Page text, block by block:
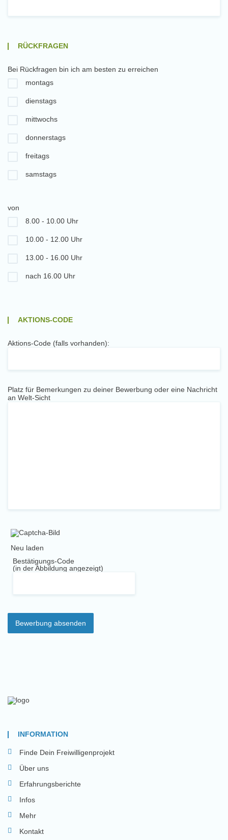
RÜCKFRAGEN
Bei Rückfragen bin ich am besten zu erreichen
montags
dienstags
mittwochs
donnerstags
freitags
samstags
von
8.00 - 10.00 Uhr
10.00 - 12.00 Uhr
13.00 - 16.00 Uhr
nach 16.00 Uhr
AKTIONS-CODE
Aktions-Code (falls vorhanden):
Platz für Bemerkungen zu deiner Bewerbung oder eine Nachricht
an Welt-Sicht
Neu laden
Bestätigungs-Code
(in der Abbildung angezeigt)
Bewerbung absenden
INFORMATION
Finde Dein Freiwilligenprojekt
Über uns
Erfahrungsberichte
Infos
Mehr
Kontakt